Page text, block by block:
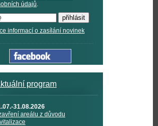
údajů.
informací o zasílání novinek
program
31.08.2026
areálu z důvodu